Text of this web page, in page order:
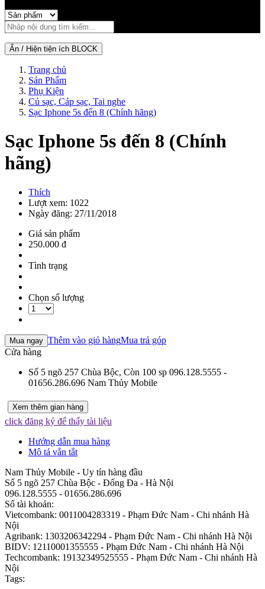
Ẩn / Hiện tiện ích BLOCK
Trang chủ
Sản Phẩm
Phụ Kiện
Củ sạc, Cáp sạc, Tai nghe
Sạc Iphone 5s đến 8 (Chính hãng)
Sạc Iphone 5s đến 8 (Chính
hãng)
Thích
Lượt xem: 1022
Ngày đăng: 27/11/2018
Giá sản phẩm
250.000 đ
Tình trạng
Chọn số lượng
Mua ngay Thêm vào giỏ hàngMua trả góp
Cửa hàng
Số 5 ngõ 257 Chùa Bộc, Còn 100 sp 096.128.5555 -
01656.286.696 Nam Thủy Mobile
Xem thêm gian hàng
click đăng ký để thấy tài liệu
Hướng dẫn mua hàng
Mô tả vắn tắt
Nam Thủy Mobile - Uy tín hàng đầu
Số 5 ngõ 257 Chùa Bộc - Đống Đa - Hà Nội
096.128.5555 - 01656.286.696
Số tài khoản:
Vietcombank: 0011004283319 - Phạm Đức Nam - Chi nhánh Hà
Nội
Agribank: 1303206342294 - Phạm Đức Nam - Chi nhánh Hà Nội
BIDV: 12110001355555 - Phạm Đức Nam - Chi nhánh Hà Nội
Techcombank: 19132349525555 - Phạm Đức Nam - Chi nhánh Hà
Nội
Tags: